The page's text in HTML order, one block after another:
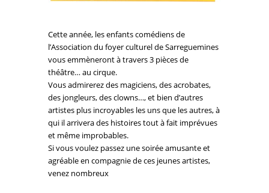
Cette année, les enfants comédiens de
l’Association du foyer culturel de Sarreguemines
vous emmèneront à travers 3 pièces de
théâtre… au cirque.
Vous admirerez des magiciens, des acrobates,
des jongleurs, des clowns…, et bien d’autres
artistes plus incroyables les uns que les autres, à
qui il arrivera des histoires tout à fait imprévues
et même improbables.
Si vous voulez passez une soirée amusante et
agréable en compagnie de ces jeunes artistes,
venez nombreux